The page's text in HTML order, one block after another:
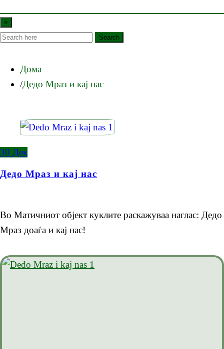
×
Search
Дома
Дедо Мраз и кај нас
30 Дек
Дедо Мраз и кај нас
Во Матичниот објект куклите раскажуваа наглас: Дедо
Мраз доаѓа и кај нас!